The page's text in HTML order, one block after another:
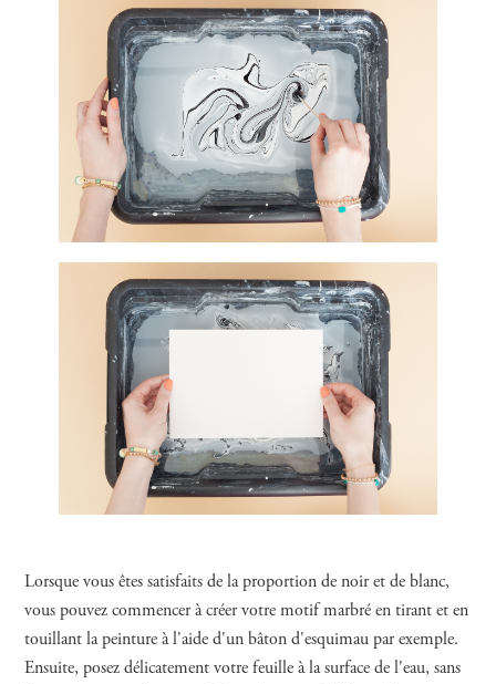
Lorsque vous êtes satisfaits de la proportion de noir et de blanc,
vous pouvez commencer à créer votre motif marbré en tirant et en
touillant la peinture à l'aide d'un bâton d'esquimau par exemple.
Ensuite, posez délicatement votre feuille à la surface de l'eau, sans